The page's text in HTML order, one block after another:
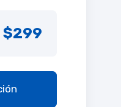
$299